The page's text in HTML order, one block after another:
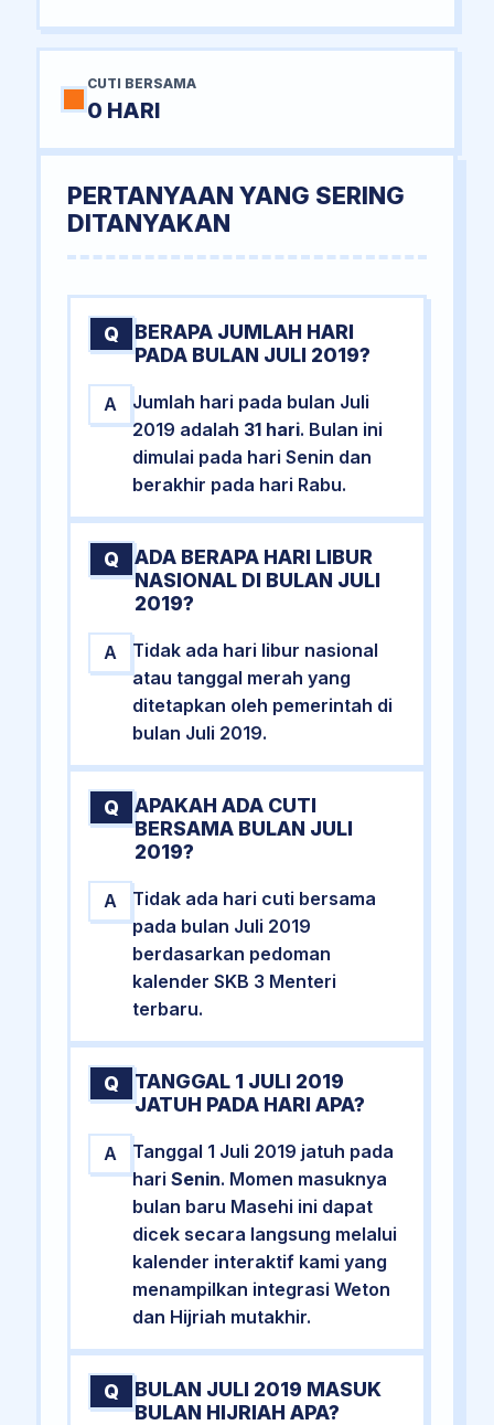
CUTI BERSAMA
0 HARI
PERTANYAAN YANG SERING
DITANYAKAN
Q
BERAPA JUMLAH HARI
PADA BULAN JULI 2019?
A
Jumlah hari pada bulan Juli
2019 adalah 31 hari. Bulan ini
dimulai pada hari Senin dan
berakhir pada hari Rabu.
Q
ADA BERAPA HARI LIBUR
NASIONAL DI BULAN JULI
2019?
A
Tidak ada hari libur nasional
atau tanggal merah yang
ditetapkan oleh pemerintah di
bulan Juli 2019.
Q
APAKAH ADA CUTI
BERSAMA BULAN JULI
2019?
A
Tidak ada hari cuti bersama
pada bulan Juli 2019
berdasarkan pedoman
kalender SKB 3 Menteri
terbaru.
Q
TANGGAL 1 JULI 2019
JATUH PADA HARI APA?
A
Tanggal 1 Juli 2019 jatuh pada
hari Senin. Momen masuknya
bulan baru Masehi ini dapat
dicek secara langsung melalui
kalender interaktif kami yang
menampilkan integrasi Weton
dan Hijriah mutakhir.
Q
BULAN JULI 2019 MASUK
BULAN HIJRIAH APA?